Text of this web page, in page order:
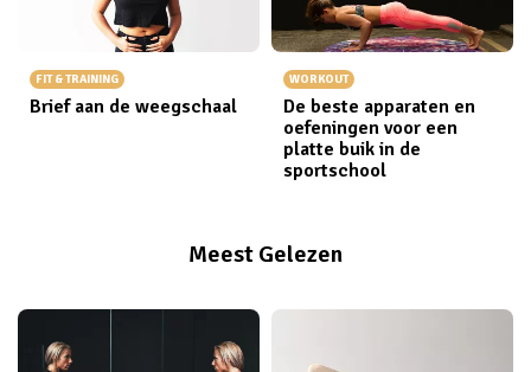
FIT & TRAINING
Brief aan de weegschaal
WORKOUT
De beste apparaten en
oefeningen voor een
platte buik in de
sportschool
Meest Gelezen